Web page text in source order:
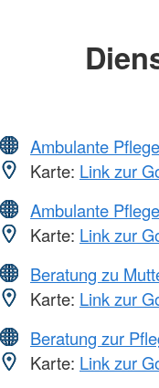
Ambulante Pflege
Karte: Link zur
Ambulante Pflege
Karte: Link zur
Beratung zu
Karte: Link zur
Beratung zur
Karte: Link zur